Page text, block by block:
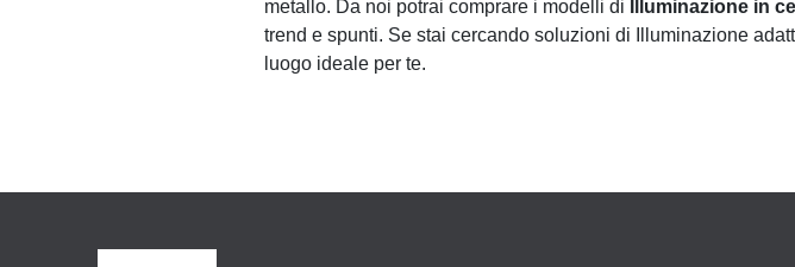
metallo. Da noi potrai comprare i modelli di
Illuminazione in
trend e spunti. Se stai cercando soluzioni di Illuminazione
luogo ideale per te.